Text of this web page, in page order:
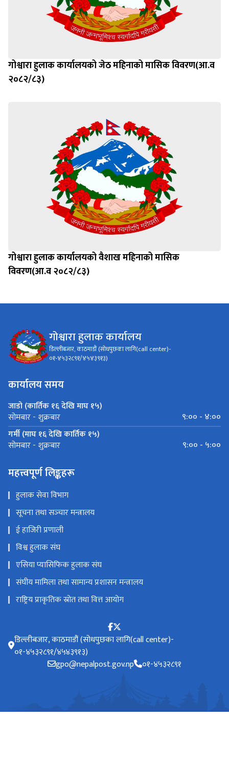
गोश्वारा हुलाक कार्यालयको जेठ महिनाको मासिक विवरण(आ.व
२०८२/८३)
गोश्वारा हुलाक कार्यालयको वैशाख महिनाको मासिक
विवरण(आ.व २०८२/८३)
गोश्वारा हुलाक कार्यालय
डिल्लीबजार, काठमाडौं (सोधपुछका लागि(call center)-
०१-४५३२८९१/४५४३९१३)
कार्यालय समय
जाडो (कार्तिक १६ देखि माघ १५)
सोमबार - शुक्रबार
९:०० - ४:००
गर्मी (माघ १६ देखि कार्तिक १५)
सोमबार - शुक्रबार ९:०० - ५:००
महत्त्वपूर्ण लिङ्कहरू
हुलाक सेवा विभाग
सूचना तथा सञ्‍चार मन्त्रालय
ई हाजिरी प्रणाली
विश्व हुलाक संघ
एसिया प्यासिफिक हुलाक संघ
संघीय मामिला तथा सामान्य प्रशासन मन्त्रालय
राष्ट्रिय प्राकृतिक स्रोत तथा वित्त आयोग
डिल्लीबजार, काठमाडौं (सोधपुछका लागि(call center)-
०१-४५३२८९१/४५४३९१३)
gpo@nepalpost.gov.np
०१-४५३२८९१